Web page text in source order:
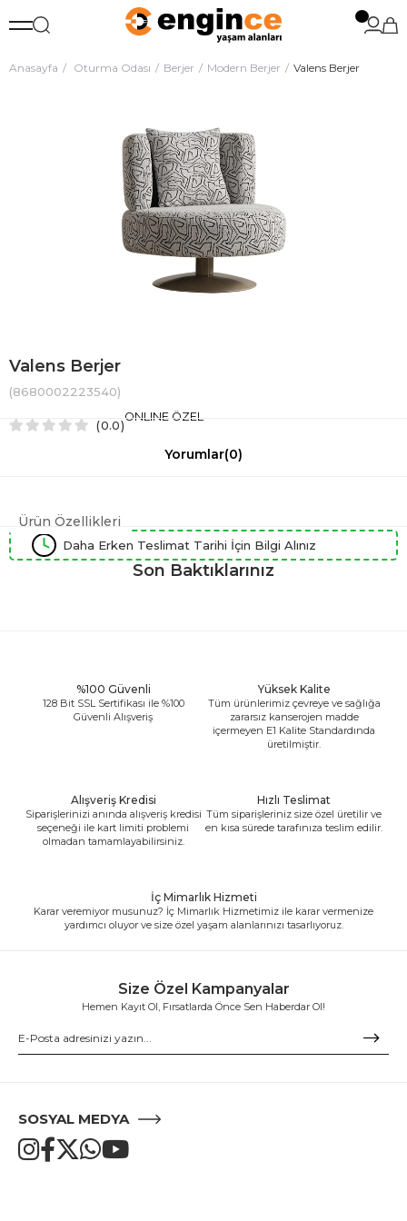
Anasayfa Oturma Odası Berjer Modern Berjer Valens Berjer
Valens Berjer
(8680002223540)
0.0
ONLINE ÖZEL
Yorumlar(0)
Ürün Özellikleri
Daha Erken Teslimat Tarihi İçin Bilgi Alınız
Son Baktıklarınız
%100 Güvenli
128 Bit SSL Sertifikası ile %100
Güvenli Alışveriş
Yüksek Kalite
Tüm ürünlerimiz çevreye ve sağlığa
zararsız kanserojen madde
içermeyen E1 Kalite Standardında
üretilmiştir.
Alışveriş Kredisi
Siparişlerinizi anında alışveriş kredisi
seçeneği ile kart limiti problemi
olmadan tamamlayabilirsiniz.
Hızlı Teslimat
Tüm siparişleriniz size özel üretilir ve
en kısa sürede tarafınıza teslim edilir.
İç Mimarlık Hizmeti
Karar veremiyor musunuz? İç Mimarlık Hizmetimiz ile karar vermenize
yardımcı oluyor ve size özel yaşam alanlarınızı tasarlıyoruz.
Size Özel Kampanyalar
Hemen Kayıt Ol, Fırsatlarda Önce Sen Haberdar Ol!
SOSYAL MEDYA